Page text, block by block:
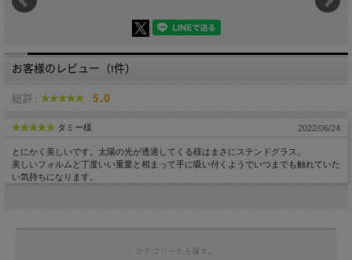
お客様のレビュー（1件）
総評: 5.0
タミー様 2022/06/24
とにかく美しいです。太陽の光が透過してくる様はまさにステンドグラス。
美しいフォルムと丁度いい重量と相まって手に吸い付くようでいつまでも触れていた
い気持ちになります。
カテゴリーから探す。